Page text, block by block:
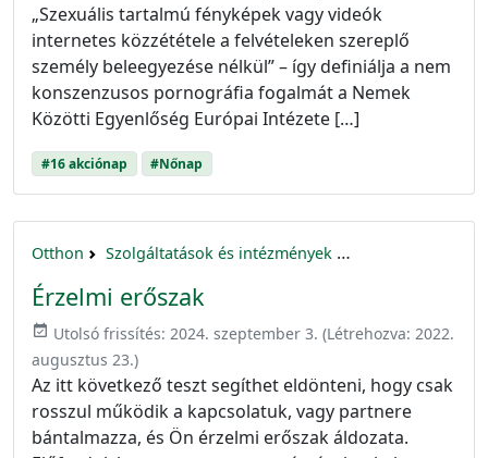
„Szexuális tartalmú fényképek vagy videók
internetes közzététele a felvételeken szereplő
személy beleegyezése nélkül” – így definiálja a nem
konszenzusos pornográfia fogalmát a Nemek
Közötti Egyenlőség Európai Intézete […]
#16 akciónap #Nőnap
Otthon Szolgáltatások és intézmények
Érzelmi erőszak
event_available Utolsó frissítés: 2024. szeptember 3. (Létrehozva: 2022.
augusztus 23.)
Az itt következő teszt segíthet eldönteni, hogy csak
rosszul működik a kapcsolatuk, vagy partnere
bántalmazza, és Ön érzelmi erőszak áldozata.